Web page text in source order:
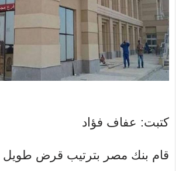
كتبت: عفاف فؤاد
قام بنك مصر بترتيب قرض طويل